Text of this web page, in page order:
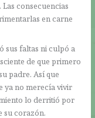
consecuencias
en carne
sus faltas ni culpó a
de que primero
padre. Así que
ya no merecía vivir
lo derritió por
su corazón.